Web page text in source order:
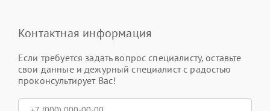
Контактная информация
Если требуется задать вопрос специалисту, оставьте
свои данные и дежурный специалист с радостью
проконсультирует Вас!